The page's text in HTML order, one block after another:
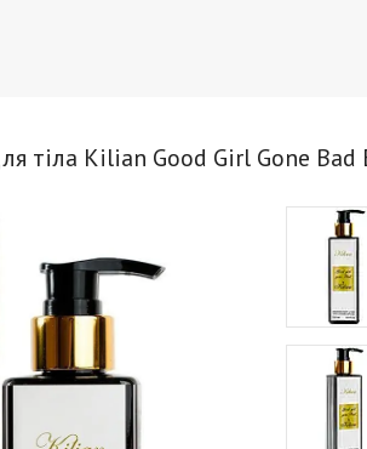
тіла Kilian Good Girl Gone Bad